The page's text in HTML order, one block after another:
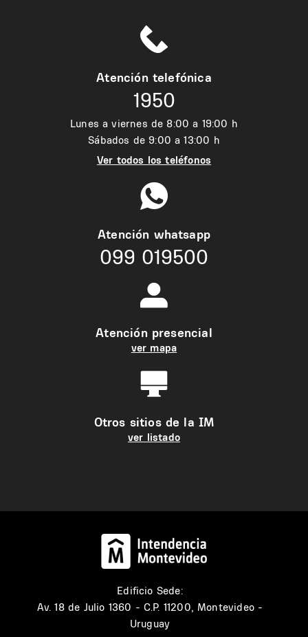
Atención telefónica
1950
Lunes a viernes de 8:00 a 19:00 h
Sábados de 9:00 a 13:00 h
Ver todos los teléfonos
Atención whatsapp
099 019500
Atención presencial
ver mapa
Otros sitios de la IM
ver listado
Edificio Sede:
Av. 18 de Julio 1360 - C.P. 11200, Montevideo -
Uruguay